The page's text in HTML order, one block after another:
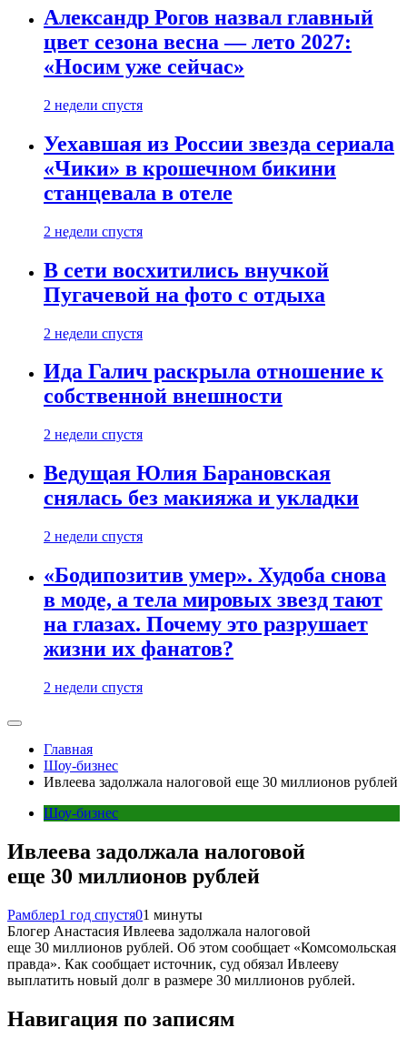
Александр Рогов назвал главный
цвет сезона весна — лето 2027:
«Носим уже сейчас»
2 недели спустя
Уехавшая из России звезда сериала
«Чики» в крошечном бикини
станцевала в отеле
2 недели спустя
В сети восхитились внучкой
Пугачевой на фото с отдыха
2 недели спустя
Ида Галич раскрыла отношение к
собственной внешности
2 недели спустя
Ведущая Юлия Барановская
снялась без макияжа и укладки
2 недели спустя
«Бодипозитив умер». Худоба снова
в моде, а тела мировых звезд тают
на глазах. Почему это разрушает
жизни их фанатов?
2 недели спустя
Главная
Шоу-бизнес
Ивлеева задолжала налоговой еще 30 миллионов рублей
Шоу-бизнес
Ивлеева задолжала налоговой
еще 30 миллионов рублей
Рамблер1 год спустя01 минуты
Блогер Анастасия Ивлеева задолжала налоговой
еще 30 миллионов рублей. Об этом сообщает «Комсомольская
правда». Как сообщает источник, суд обязал Ивлееву
выплатить новый долг в размере 30 миллионов рублей.
Навигация по записям